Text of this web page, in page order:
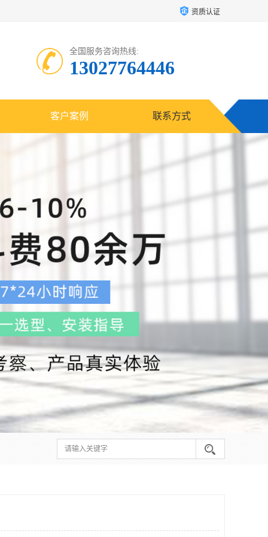
资质认证
全国服务咨询热线:
13027764446
客户案例 联系方式